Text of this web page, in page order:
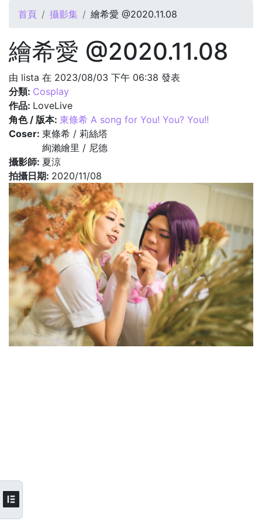
您在這裡
首頁 攝影集 繪希愛 @2020.11.08
繪希愛 @2020.11.08
由 lista 在 2023/08/03 下午 06:38 發表
分類: Cosplay
作品: LoveLive
角色 / 版本: 東條希 A song for You! You? You!!
Coser: 東條希 / 莉絲塔
絢瀨繪里 / 尼德
攝影師: 夏涼
拍攝日期: 2020/11/08